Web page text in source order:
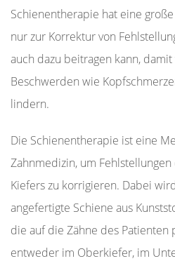
Schienentherapie hat eine
nur zur Korrektur von
auch dazu beitragen kann,
Beschwerden wie
lindern.
Die Schienentherapie ist eine
Zahnmedizin, um
Kiefers zu korrigieren. Dabei
angefertigte Schiene aus
die auf die Zähne des Patienten
entweder im Oberkiefer, im